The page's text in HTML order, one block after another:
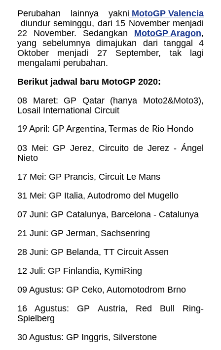
Perubahan lainnya yakni MotoGP Valencia
diundur seminggu, dari 15 November menjadi
22 November. Sedangkan MotoGP Aragon,
yang sebelumnya dimajukan dari tanggal 4
Oktober menjadi 27 September, tak lagi
mengalami perubahan.
Berikut jadwal baru MotoGP 2020:
08 Maret: GP Qatar (hanya Moto2&Moto3),
Losail International Circuit
19 April: GP Argentina, Termas de Rio Hondo
03 Mei: GP Jerez, Circuito de Jerez - Ángel
Nieto
17 Mei: GP Prancis, Circuit Le Mans
31 Mei: GP Italia, Autodromo del Mugello
07 Juni: GP Catalunya, Barcelona - Catalunya
21 Juni: GP Jerman, Sachsenring
28 Juni: GP Belanda, TT Circuit Assen
12 Juli: GP Finlandia, KymiRing
09 Agustus: GP Ceko, Automotodrom Brno
16 Agustus: GP Austria, Red Bull Ring-
Spielberg
30 Agustus: GP Inggris, Silverstone